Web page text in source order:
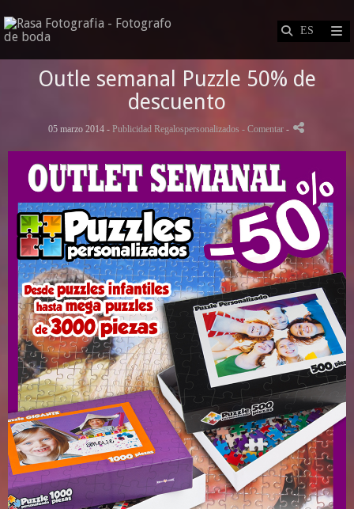
Outle semanal Puzzle 50% de
descuento
05 marzo 2014 - Publicidad Regalospersonalizados - Comentar -